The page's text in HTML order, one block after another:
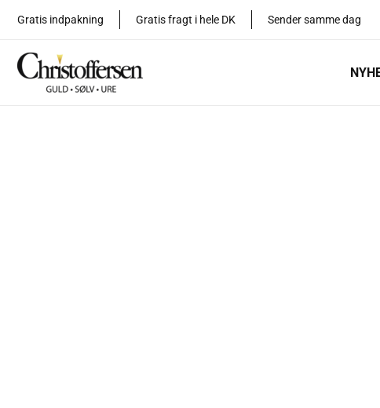
indholdet
Gratis indpakning Gratis fragt i hele DK Sender samme dag